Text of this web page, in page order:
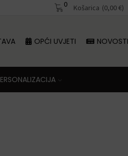
Besplatna dostava iznad 70 €
0 Košarica (0,00€)
OPĆI UVJETI NOVOSTI